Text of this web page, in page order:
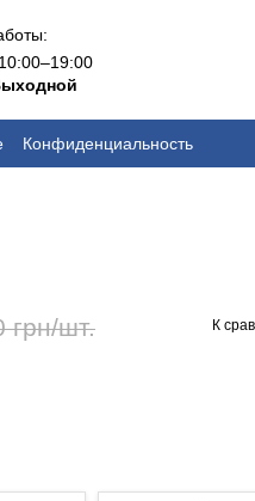
10:00–19:00
Конфиденциальность
грн/шт. К